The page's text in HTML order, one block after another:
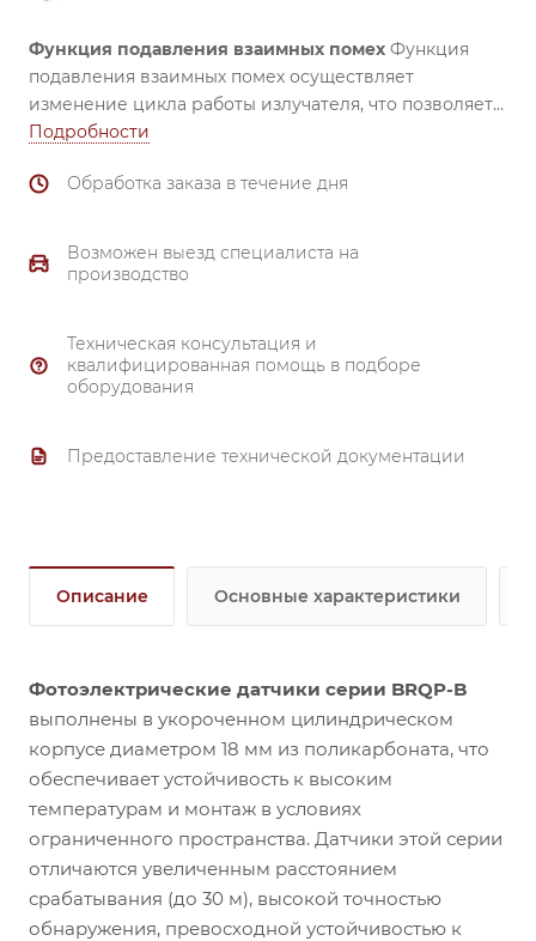
Функция подавления взаимных помех Функция
подавления взаимных помех осуществляет
изменение цикла работы излучателя, что позволяет
устанавливать несколько датчиков на близком
срабатывающих при пересечении луча).
чувствительности позволяет быстро устанавливать
Проверка рабочего состояния
применению индикаторов стабильности
обнаружения (зеленый СИД) и срабатывания
(красный СИД) пользователь может легко проверить
рабочее состояние.
Подробности
Обработка заказа в течение дня
Возможен выезд специалиста на
производство
Техническая консультация и
квалифицированная помощь в подборе
оборудования
Предоставление технической документации
Описание Основные характеристики
Фотоэлектрические датчики серии BRQP-B
выполнены в укороченном цилиндрическом
корпусе диаметром 18 мм из поликарбоната, что
обеспечивает устойчивость к высоким
температурам и монтаж в условиях
ограниченного пространства. Датчики этой серии
отличаются увеличенным расстоянием
срабатывания (до 30 м), высокой точностью
обнаружения, превосходной устойчивостью к